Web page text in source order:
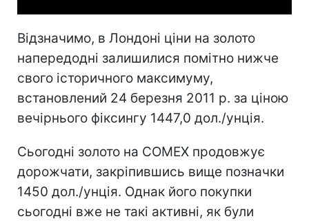
Відзначимо, в Лондоні ціни на золото
напередодні залишилися помітно нижче
свого історичного максимуму,
встановлений 24 березня 2011 р. за ціною
вечірнього фіксингу 1447,0 дол./унція.
Сьогодні золото на COMEX продовжує
дорожчати, закріпившись вище позначки
1450 дол./унція. Однак його покупки
сьогодні вже не такі активні, як були